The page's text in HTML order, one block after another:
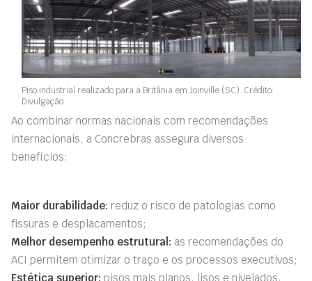
Piso industrial realizado para a Britânia em Joinville (SC). Crédito:
Divulgação
Ao combinar normas nacionais com recomendações
internacionais, a Concrebras assegura diversos
benefícios:
Maior durabilidade: reduz o risco de patologias como
fissuras e desplacamentos;
Melhor desempenho estrutural: as recomendações do
ACI permitem otimizar o traço e os processos executivos;
Estética superior: pisos mais planos, lisos e nivelados,